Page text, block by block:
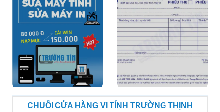
CHUỖI CỬA HÀNG VI TÍNH TRƯỜNG THỊNH